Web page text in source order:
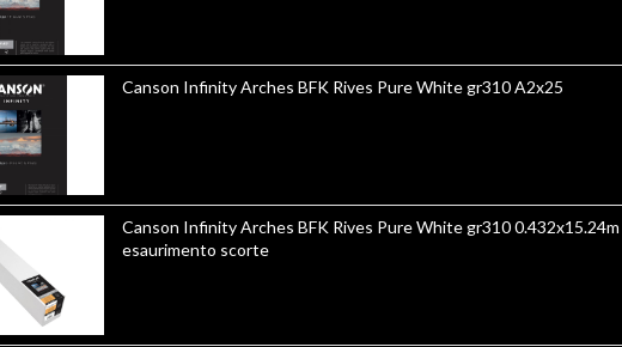
Canson Infinity Arches BFK Rives Pure White gr310 A2x25
Canson Infinity Arches BFK Rives Pure White gr310 0.432x15.24m Sino ad
esaurimento scorte